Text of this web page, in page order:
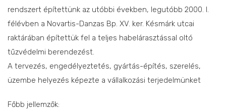
rendszert építettünk az utóbbi években, legutóbb 2000. I.
félévben a Novartis-Danzas Bp. XV. ker. Késmárk utcai
raktárában építettük fel a teljes habelárasztással oltó
tűzvédelmi berendezést.
A tervezés, engedélyeztetés, gyártás-építés, szerelés,
üzembe helyezés képezte a vállalkozási terjedelmünket
Főbb jellemzők: